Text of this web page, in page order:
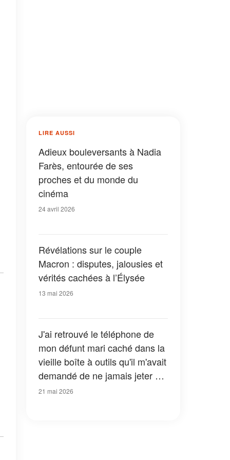
LIRE AUSSI
Adieux bouleversants à Nadia
Farès, entourée de ses
proches et du monde du
cinéma
24 avril 2026
Révélations sur le couple
Macron : disputes, jalousies et
vérités cachées à l’Élysée
13 mai 2026
J'ai retrouvé le téléphone de
mon défunt mari caché dans la
vieille boîte à outils qu'il m'avait
demandé de ne jamais jeter –
La dernière vidéo qu'il y avait
21 mai 2026